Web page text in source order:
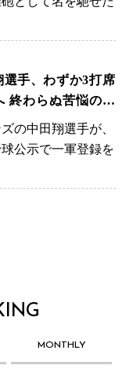
選手、わずか3打席
終わらぬ苦悩の連
の中田翔選手が、
公示で一軍登録を
MONTHLY